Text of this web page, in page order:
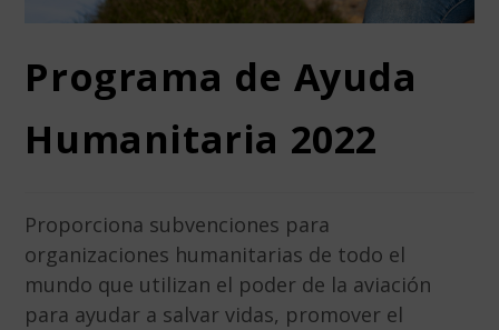
Programa de Ayuda
Humanitaria 2022
Proporciona subvenciones para
organizaciones humanitarias de todo el
mundo que utilizan el poder de la aviación
para ayudar a salvar vidas, promover el